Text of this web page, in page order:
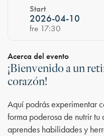
Start
2026-04-10
fre 17:30
Acerca del evento
¡Bienvenido a un
corazón!
Aquí podrás experimentar
forma poderosa de nutrir tu
aprendes habilidades y